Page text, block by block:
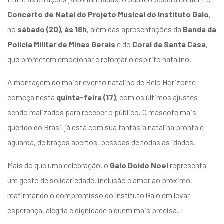
Concerto de Natal do Projeto Musical do Instituto Galo,
no sábado (20), às 18h, além das apresentações da Banda da
Polícia Militar de Minas Gerais e do Coral da Santa Casa,
que prometem emocionar e reforçar o espírito natalino.
A montagem do maior evento natalino de Belo Horizonte
começa nesta quinta-feira (17), com os últimos ajustes
sendo realizados para receber o público. O mascote mais
querido do Brasil já está com sua fantasia natalina pronta e
aguarda, de braços abertos, pessoas de todas as idades.
Mais do que uma celebração, o Galo Doido Noelrepresenta
um gesto de solidariedade, inclusão e amor ao próximo,
reafirmando o compromisso do Instituto Galo em levar
esperança, alegria e dignidade a quem mais precisa.